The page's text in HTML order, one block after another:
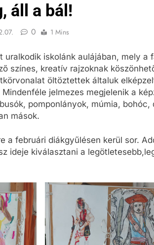
áll a bál!
0 1 Mins
uralkodik iskolánk aulájában, mely a
színes, kreatív rajzoknak
öltöztettek általuk
jelmezes megjelenik a
pomponlányok, múmia, bohóc,
mások.
a februári diákgyűlésen kerül sor.
ideje kiválasztani a